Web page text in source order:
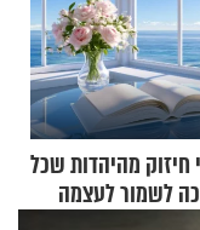
חיזוק מהיהדות שכל
לשמור לעצמה